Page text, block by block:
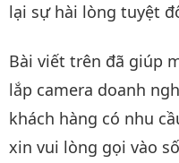
lại sự hài lòng tuyệt
Bài viết trên đã giúp
lắp camera doanh
khách hàng có nhu
xin vui lòng gọi vào